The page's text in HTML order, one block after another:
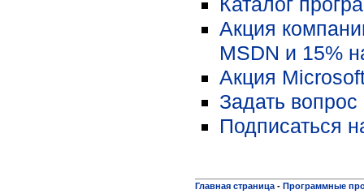
Акция
MSDN и 15%
Акция
Задать
Подписаться
Главная страница - Программные